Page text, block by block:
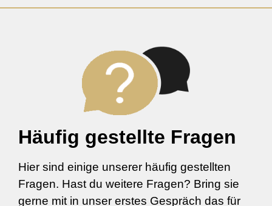
Häufig gestellte Fragen
Hier sind einige unserer häufig gestellten
Fragen. Hast du weitere Fragen? Bring sie
gerne mit in unser erstes Gespräch das für